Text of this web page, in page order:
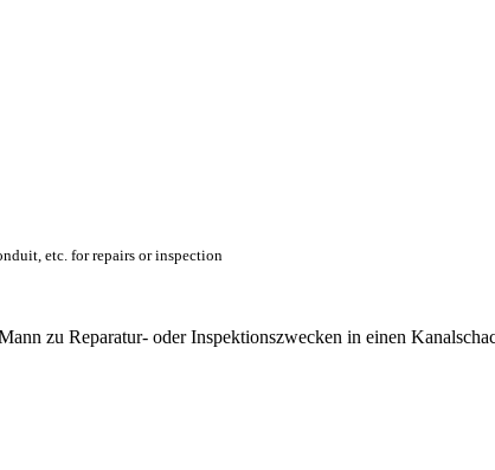
etc. for repairs or inspection
zu Reparatur- oder Inspektionszwecken in einen